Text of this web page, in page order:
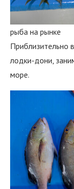
рыба на рынке
Приблизительно
лодки-дони,
море.